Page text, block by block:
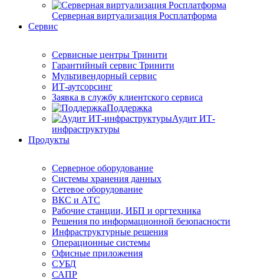
Серверная виртуализация Росплатформа
Сервис
Сервисные центры Тринити
Гарантийный сервис Тринити
Мультивендорный сервис
ИТ-аутсорсинг
Заявка в службу клиентского сервиса
Поддержка
Аудит ИТ-
инфраструктуры
Продукты
Серверное оборудование
Системы хранения данных
Сетевое оборудование
ВКС и АТС
Рабочие станции, ИБП и оргтехника
Решения по информационной безопасности
Инфраструктурные решения
Операционные системы
Офисные приложения
СУБД
САПР